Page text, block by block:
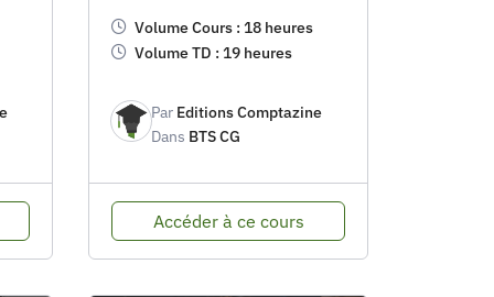
Volume Cours : 18 heures
Volume TD : 19 heures
Par Editions Comptazine
Dans BTS CG
Accéder à ce cours